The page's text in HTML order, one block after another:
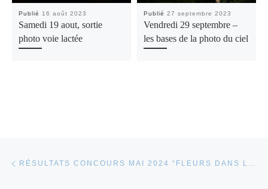
Publié 16 août 2023
Samedi 19 aout, sortie
photo voie lactée
Publié27 septembre 2023
Vendredi 29 septembre –
les bases de la photo du ciel
RÉSULTATS CONCOURS MAI 2024 “FLEURS DANS LA NATURE”